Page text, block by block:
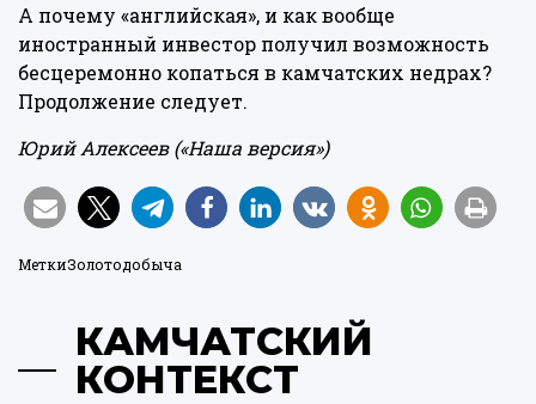
А почему «английская», и как вообще
иностранный инвестор получил возможность
бесцеремонно копаться в камчатских недрах?
Продолжение следует.
Юрий Алексеев («Наша версия»)
МеткиЗолотодобыча
КАМЧАТСКИЙ
КОНТЕКСТ